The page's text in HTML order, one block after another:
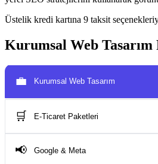
Üstelik kredi kartına 9 taksit
Kurumsal Web Tasarım
💼 Kurumsal Web Tasarım
🛒 E-Ticaret Paketleri
📢 Google & Meta